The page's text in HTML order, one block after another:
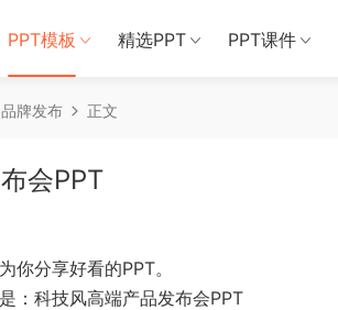
PPT模板 精选PPT PPT课件
品牌发布 正文
会PPT
你分享好看的PPT。
：科技风高端产品发布会PPT